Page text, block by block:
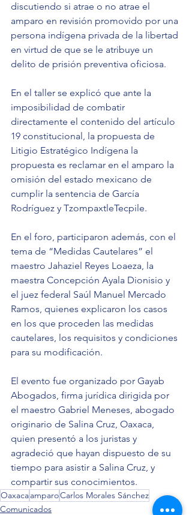
discutiendo si atrae o no atrae el
amparo en revisión promovido por una
persona indígena privada de la libertad
en virtud de que se le atribuye un
delito de prisión preventiva oficiosa.
En el taller se explicó que ante la
imposibilidad de combatir
directamente el contenido del artículo
19 constitucional, la propuesta de
Litigio Estratégico Indígena la
propuesta es reclamar en el amparo la
omisión del estado mexicano de
cumplir la sentencia de García
Rodríguez y TzompaxtleTecpile.
En el foro, participaron además, con el
tema de “Medidas Cautelares” el
maestro Jahaziel Reyes Loaeza, la
maestra Concepción Ayala Dionisio y
el juez federal Saúl Manuel Mercado
Ramos, quienes explicaron los casos
en los que proceden las medidas
cautelares, los requisitos y condiciones
para su modificación.
El evento fue organizado por Gayab
Abogados, firma jurídica dirigida por
el maestro Gabriel Meneses, abogado
originario de Salina Cruz, Oaxaca,
quien presentó a los juristas y
agradeció que hayan dispuesto de su
tiempo para asistir a Salina Cruz, y
compartir sus conocimientos.
OaxacaamparoCarlos Morales Sánchez
Comunicados